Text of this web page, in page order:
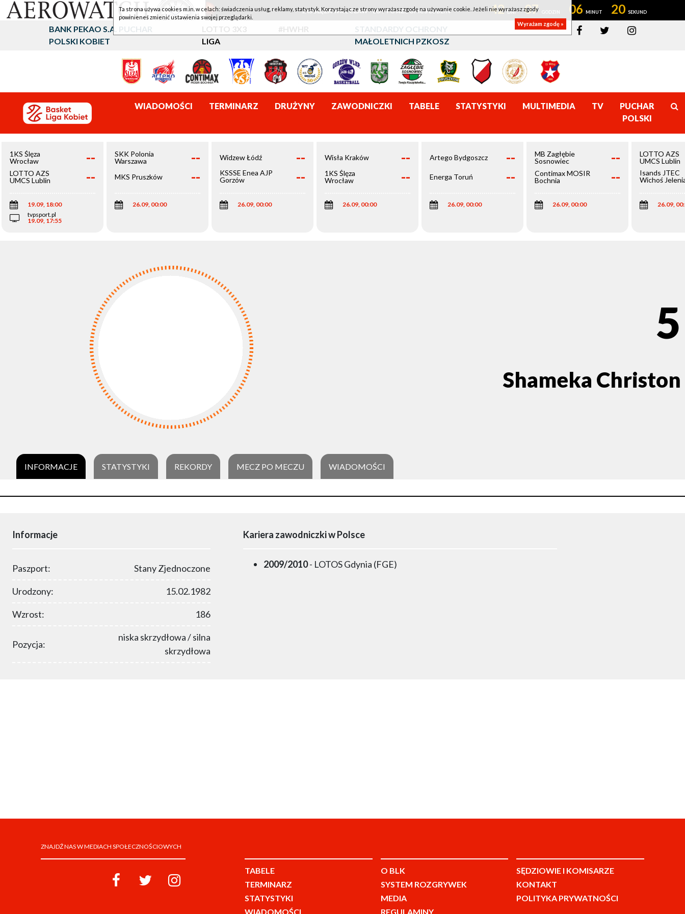
1KS ŚLĘZA WROCŁAW - LOTTO AZS UMCS LUBLIN 42 07 06 20
BANK PEKAO S.A. PUCHAR
POLSKI KOBIET
LOTTO 3X3
LIGA
#HWHR
STANDARDY OCHRONY
MAŁOLETNICH PZKOSZ
WIADOMOŚCI TERMINARZ DRUŻYNY ZAWODNICZKI TABELE STATYSTYKI MULTIMEDIA TV
PUCHAR
POLSKI
1KS Ślęza
Wrocław
--
LOTTO AZS
UMCS Lublin
--
19.09, 18:00
tvpsport.pl
19.09, 17:55
SKK Polonia
Warszawa
--
MKS Pruszków --
26.09, 00:00
Widzew Łódź --
KSSSE Enea AJP
Gorzów
--
26.09, 00:00
Wisła Kraków --
1KS Ślęza
Wrocław
--
26.09, 00:00
Artego Bydgoszcz --
Energa Toruń --
26.09, 00:00
MB Zagłębie
Sosnowiec
--
Contimax MOSIR
Bochnia
--
26.09, 00:00
LOTTO AZS
UMCS Lublin
Isands JTEC
Wichoś
26.09,
5
Shameka Christon
INFORMACJE STATYSTYKI REKORDY MECZ PO MECZU WIADOMOŚCI
Informacje
Paszport: Stany Zjednoczone
Urodzony: 15.02.1982
Wzrost: 186
Pozycja:
niska skrzydłowa / silna
skrzydłowa
Kariera zawodniczki w Polsce
2009/2010- LOTOS Gdynia (FGE)
ZNAJDŹ NAS W MEDIACH SPOŁECZNOŚCIOWYCH
TABELE
TERMINARZ
STATYSTYKI
WIADOMOŚCI
O BLK
SYSTEM ROZGRYWEK
MEDIA
REGULAMINY
SĘDZIOWIE I KOMISARZE
KONTAKT
POLITYKA PRYWATNOŚCI
Ta strona używa cookies m.in. w celach: świadczenia usług, reklamy, statystyk. Korzystając ze strony wyrażasz zgodę na używanie cookie. Jeżeli nie wyrażasz zgody
powinieneś zmienić ustawienia swojej przeglądarki.
Wyrażam zgodę »